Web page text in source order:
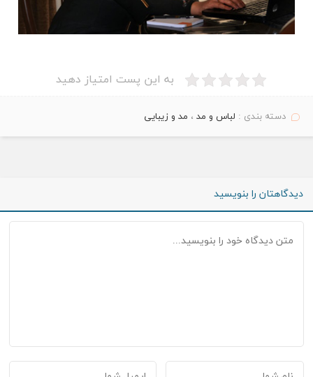
به این پست امتیاز دهید
دسته بندی : لباس و مد ، مد و زیبایی
دیدگاهتان را بنویسید